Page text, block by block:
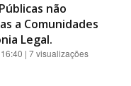
não
a Comunidades
Legal.
| 7 visualizações